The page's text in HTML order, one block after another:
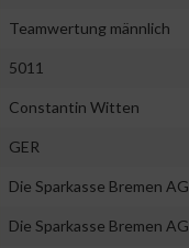
Teamwertung männlich
5011
Constantin Witten
GER
Die Sparkasse Bremen AG
Die Sparkasse Bremen AG